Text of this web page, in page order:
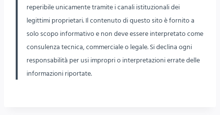
reperibile unicamente tramite i canali istituzionali dei
legittimi proprietari. Il contenuto di questo sito è fornito a
solo scopo informativo e non deve essere interpretato come
consulenza tecnica, commerciale o legale. Si declina ogni
responsabilità per usi impropri o interpretazioni errate delle
informazioni riportate.